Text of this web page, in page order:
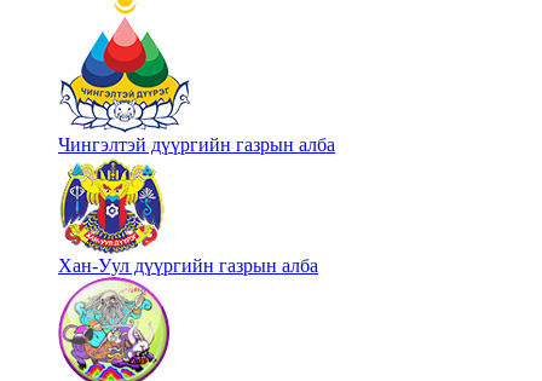
Чингэлтэй дүүргийн газрын алба
Хан-Уул дүүргийн газрын алба